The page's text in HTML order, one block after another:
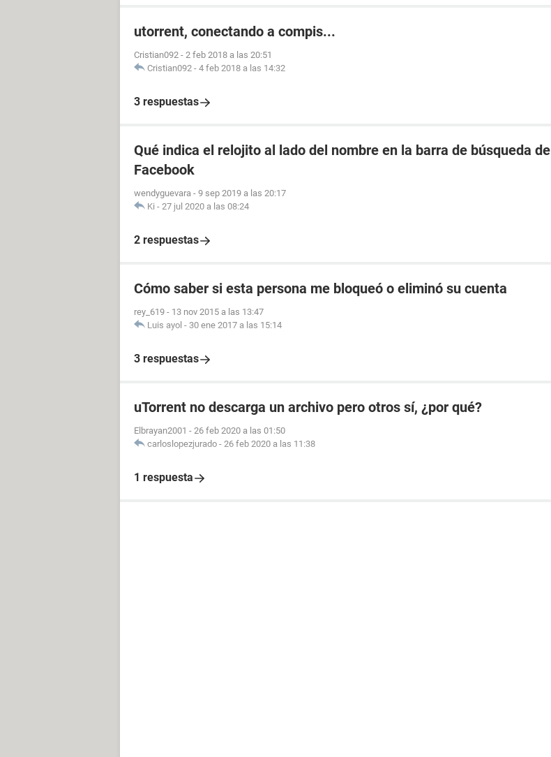
utorrent, conectando a compis...
Cristian092 - 2 feb 2018 a las 20:51
Cristian092 - 4 feb 2018 a las 14:32
3 respuestas
Qué indica el relojito al lado del nombre en la barra de búsqueda de
Facebook
wendyguevara - 9 sep 2019 a las 20:17
Ki - 27 jul 2020 a las 08:24
2 respuestas
Cómo saber si esta persona me bloqueó o eliminó su cuenta
rey_619 - 13 nov 2015 a las 13:47
Luis ayol - 30 ene 2017 a las 15:14
3 respuestas
uTorrent no descarga un archivo pero otros sí, ¿por qué?
Elbrayan2001 - 26 feb 2020 a las 01:50
carloslopezjurado - 26 feb 2020 a las 11:38
1 respuesta